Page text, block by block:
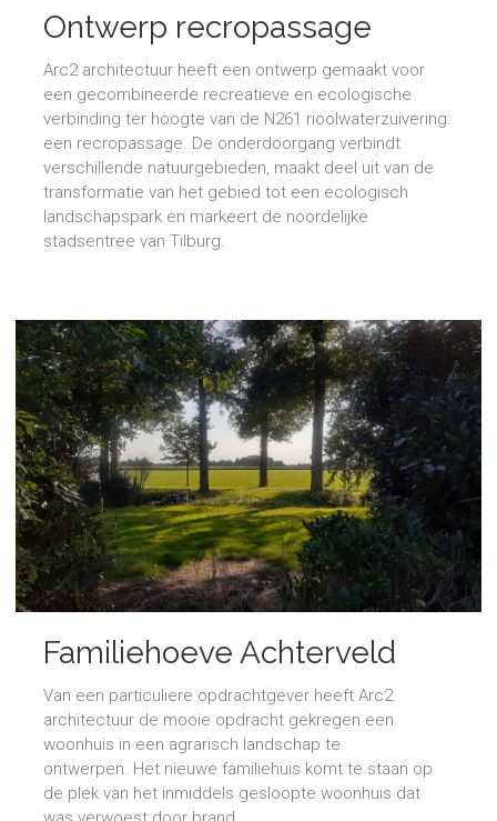
Ontwerp recropassage
Tilburg
Arc2 architectuur heeft een ontwerp gemaakt voor
een gecombineerde recreatieve en ecologische
verbinding ter hoogte van de N261 rioolwaterzuivering:
een recropassage. De onderdoorgang verbindt
verschillende natuurgebieden, maakt deel uit van de
transformatie van het gebied tot een ecologisch
landschapspark en markeert de noordelijke
stadsentree van Tilburg.
Familiehoeve Achterveld
Van een particuliere opdrachtgever heeft Arc2
architectuur de mooie opdracht gekregen een
woonhuis in een agrarisch landschap te
ontwerpen. Het nieuwe familiehuis komt te staan op
de plek van het inmiddels gesloopte woonhuis dat